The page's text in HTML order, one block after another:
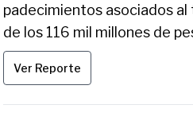
padecimientos asociados
de los 116 mil millones de
Ver Reporte